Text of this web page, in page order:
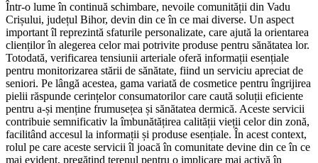
Într-o lume în continuă schimbare, nevoile comunității din Vadu
Crișului, județul Bihor, devin din ce în ce mai diverse. Un aspect
important îl reprezintă sfaturile personalizate, care ajută la orientarea
clienților în alegerea celor mai potrivite produse pentru sănătatea lor.
Totodată, verificarea tensiunii arteriale oferă informații esențiale
pentru monitorizarea stării de sănătate, fiind un serviciu apreciat de
seniori. Pe lângă acestea, gama variată de cosmetice pentru îngrijirea
pielii răspunde cerințelor consumatorilor care caută soluții eficiente
pentru a-și menține frumusețea și sănătatea dermică. Aceste servicii
contribuie semnificativ la îmbunătățirea calității vieții celor din zonă,
facilitând accesul la informații și produse esențiale. În acest context,
rolul pe care aceste servicii îl joacă în comunitate devine din ce în ce
mai evident, pregătind terenul pentru o implicare mai activă în